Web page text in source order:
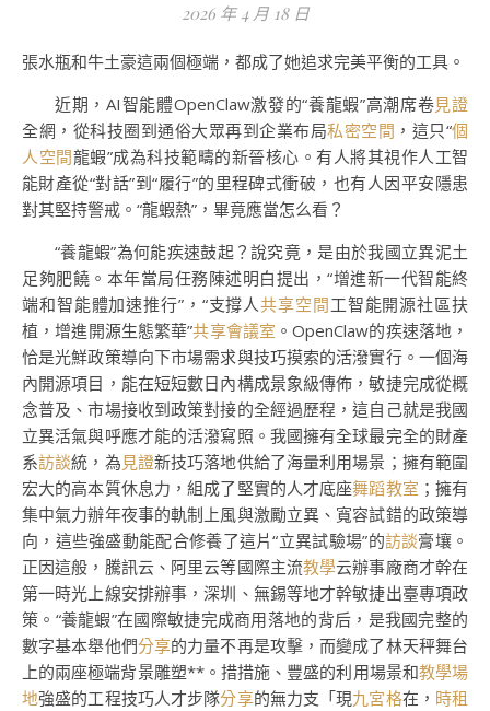
2026 年 4 月 18 日
張水瓶和牛土豪這兩個極端，都成了她追求完美平衡的工具。
近期，AI智能體OpenClaw激發的“養龍蝦”高潮席卷見證
全網，從科技圈到通俗大眾再到企業布局私密空間 ，這只“個
人空間龍蝦”成為科技範疇的新晉核心。有人將其視作人工智
能財產從“對話”到“履行”的里程碑式衝破，也有人因平安隱患
對其堅持警戒。“龍蝦熱”，畢竟應當怎么看？
“養龍蝦”為何能疾速鼓起？說究竟，是由於我國立異泥土
足夠肥饒。本年當局任務陳述明白提出，“增進新一代智能終
端和智能體加速推行”，“支撐人共享空間工智能開源社區扶
植，增進開源生態繁華”共享會議室 。OpenClaw的疾速落地，
恰是光鮮政策導向下市場需求與技巧摸索的活潑實行。一個海
內開源項目，能在短短數日內構成景象級傳佈，敏捷完成從概
念普及、市場接收到政策對接的全經過歷程，這自己就是我國
立異活氣與呼應才能的活潑寫照。我國擁有全球最完全的財產
系訪談統，為見證新技巧落地供給了海量利用場景；擁有範圍
宏大的高本質休息力，組成了堅實的人才底座舞蹈教室 ；擁有
集中氣力辦年夜事的軌制上風與激勵立異、寬容試錯的政策導
向，這些強盛動能配合修養了這片“立異試驗場”的訪談膏壤。
正因這般，騰訊云、阿里云等國際主流教學云辦事廠商才幹在
第一時光上線安排辦事，深圳、無錫等地才幹敏捷出臺專項政
策。“養龍蝦”在國際敏捷完成商用落地的背后，是我國完整的
數字基本舉他們分享的力量不再是攻擊，而變成了林天秤舞台
上的兩座極端背景雕塑**。措措施、豐盛的利用場景和教學場
地強盛的工程技巧人才步隊分享的無力支「現九宮格在， 時租